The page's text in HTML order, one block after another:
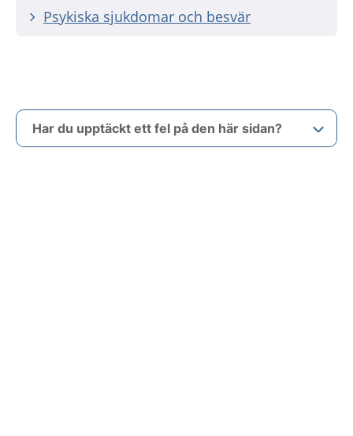
Psykiska sjukdomar och besvär
Har du upptäckt ett fel på den här sidan?